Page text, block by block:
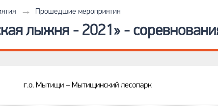
Прошедшие мероприятия
лыжня - 2021» -
г.о. Мытищи – Мытищинский лесопарк